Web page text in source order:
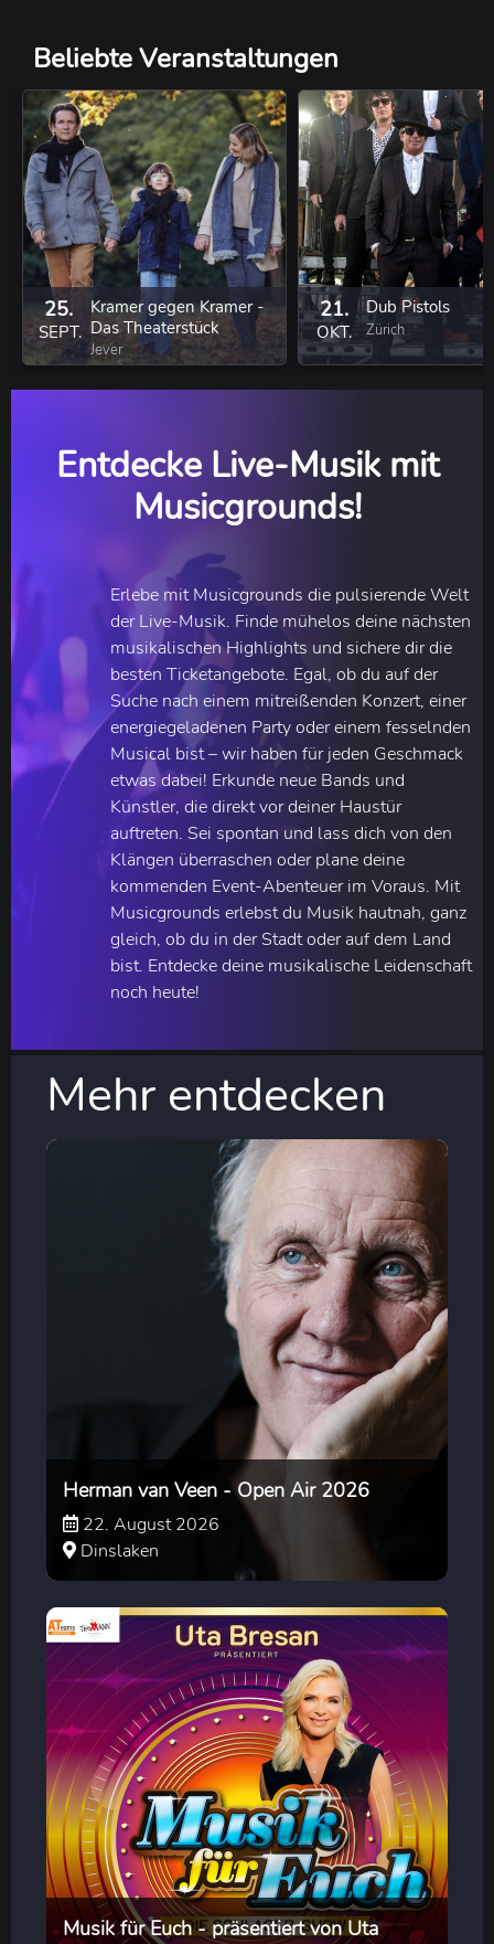
Beliebte Veranstaltungen
25.
SEPT.
Kramer gegen Kramer -
Das Theaterstück
Jever
21.
OKT.
Dub Pistols
Zürich
Entdecke Live-Musik mit
Musicgrounds!
Erlebe mit Musicgrounds die pulsierende Welt
der Live-Musik. Finde mühelos deine nächsten
musikalischen Highlights und sichere dir die
besten Ticketangebote. Egal, ob du auf der
Suche nach einem mitreißenden Konzert, einer
energiegeladenen Party oder einem fesselnden
Musical bist – wir haben für jeden Geschmack
etwas dabei! Erkunde neue Bands und
Künstler, die direkt vor deiner Haustür
auftreten. Sei spontan und lass dich von den
Klängen überraschen oder plane deine
kommenden Event-Abenteuer im Voraus. Mit
Musicgrounds erlebst du Musik hautnah, ganz
gleich, ob du in der Stadt oder auf dem Land
bist. Entdecke deine musikalische Leidenschaft
noch heute!
Mehr entdecken
Herman van Veen - Open Air 2026
22. August 2026
Dinslaken
Musik für Euch - präsentiert von Uta